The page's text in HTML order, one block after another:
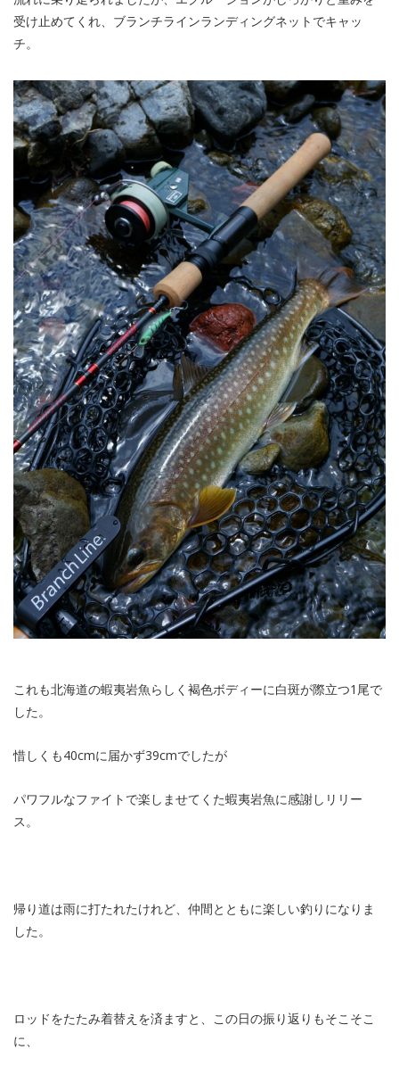
受け止めてくれ、ブランチラインランディングネットでキャッ
チ。
これも北海道の蝦夷岩魚らしく褐色ボディーに白斑が際立つ1尾で
した。
惜しくも40cmに届かず39cmでしたが
パワフルなファイトで楽しませてくた蝦夷岩魚に感謝しリリー
ス。
帰り道は雨に打たれたけれど、仲間とともに楽しい釣りになりま
した。
ロッドをたたみ着替えを済ますと、この日の振り返りもそこそこ
に、